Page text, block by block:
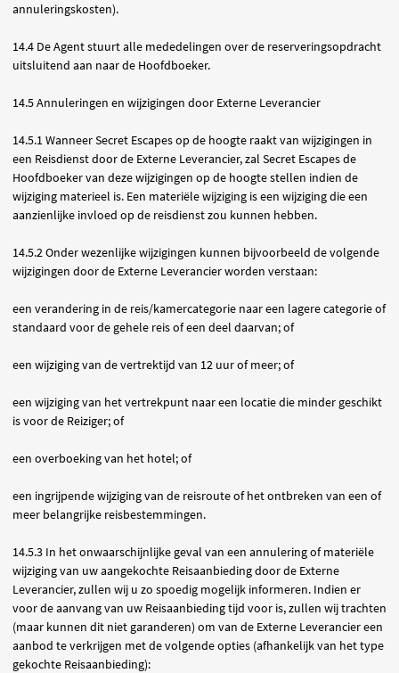
annuleringskosten).
14.4 De Agent stuurt alle mededelingen over de reserveringsopdracht
uitsluitend aan naar de Hoofdboeker.
14.5 Annuleringen en wijzigingen door Externe Leverancier
14.5.1 Wanneer Secret Escapes op de hoogte raakt van wijzigingen in
een Reisdienst door de Externe Leverancier, zal Secret Escapes de
Hoofdboeker van deze wijzigingen op de hoogte stellen indien de
wijziging materieel is. Een materiële wijziging is een wijziging die een
aanzienlijke invloed op de reisdienst zou kunnen hebben.
14.5.2 Onder wezenlijke wijzigingen kunnen bijvoorbeeld de volgende
wijzigingen door de Externe Leverancier worden verstaan:
een verandering in de reis/kamercategorie naar een lagere categorie of
standaard voor de gehele reis of een deel daarvan; of
een wijziging van de vertrektijd van 12 uur of meer; of
een wijziging van het vertrekpunt naar een locatie die minder geschikt
is voor de Reiziger; of
een overboeking van het hotel; of
een ingrijpende wijziging van de reisroute of het ontbreken van een of
meer belangrijke reisbestemmingen.
14.5.3 In het onwaarschijnlijke geval van een annulering of materiële
wijziging van uw aangekochte Reisaanbieding door de Externe
Leverancier, zullen wij u zo spoedig mogelijk informeren. Indien er
voor de aanvang van uw Reisaanbieding tijd voor is, zullen wij trachten
(maar kunnen dit niet garanderen) om van de Externe Leverancier een
aanbod te verkrijgen met de volgende opties (afhankelijk van het type
gekochte Reisaanbieding):